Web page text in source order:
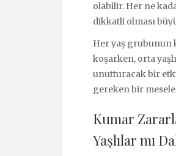
olabilir. Her ne
dikkatli olması
Her yaş grubunun
koşarken, orta
unutturacak bir
gereken bir
Kumar
Yaşlılar mı